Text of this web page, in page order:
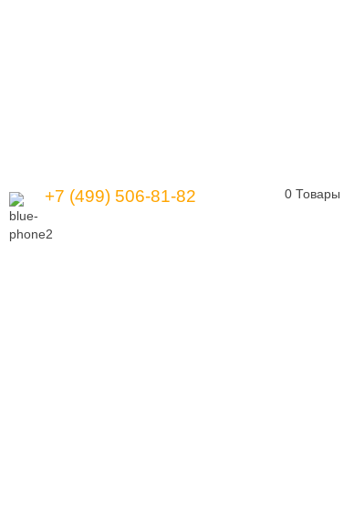
+7 (499) 506-81-82 0 Товары